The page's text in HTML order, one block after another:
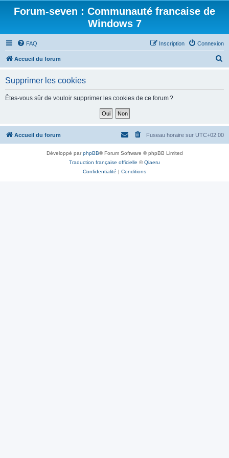
Forum-seven : Communauté francaise de
Windows 7
FAQ Connexion
Inscription
Accueil du forum
h
Supprimer les cookies
Êtes-vous sûr de vouloir supprimer les cookies de ce forum ?
Accueil du forum Fuseau horaire sur UTC+02:00
Développé parphpBB® Forum Software © phpBB Limited
Traduction française officielle ©Qiaeru
Confidentialité | Conditions